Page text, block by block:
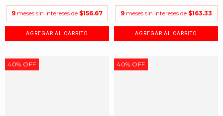
9 meses sin intereses de $156.67 9 meses sin intereses de $163.33
40% OFF 40% OFF